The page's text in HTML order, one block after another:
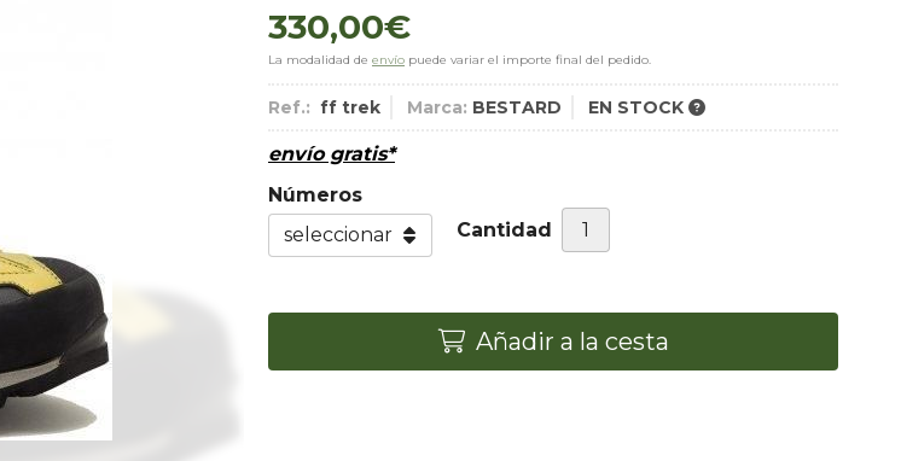
330,00€
La modalidad de envío puede variar el importe final del pedido.
Ref.: ff trek Marca: BESTARD EN STOCK
envío gratis*
Números
Cantidad
Añadir a la cesta